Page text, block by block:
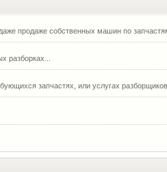
продаже собственных машин по
разборках...
запчастях, или услугах разборщиков.